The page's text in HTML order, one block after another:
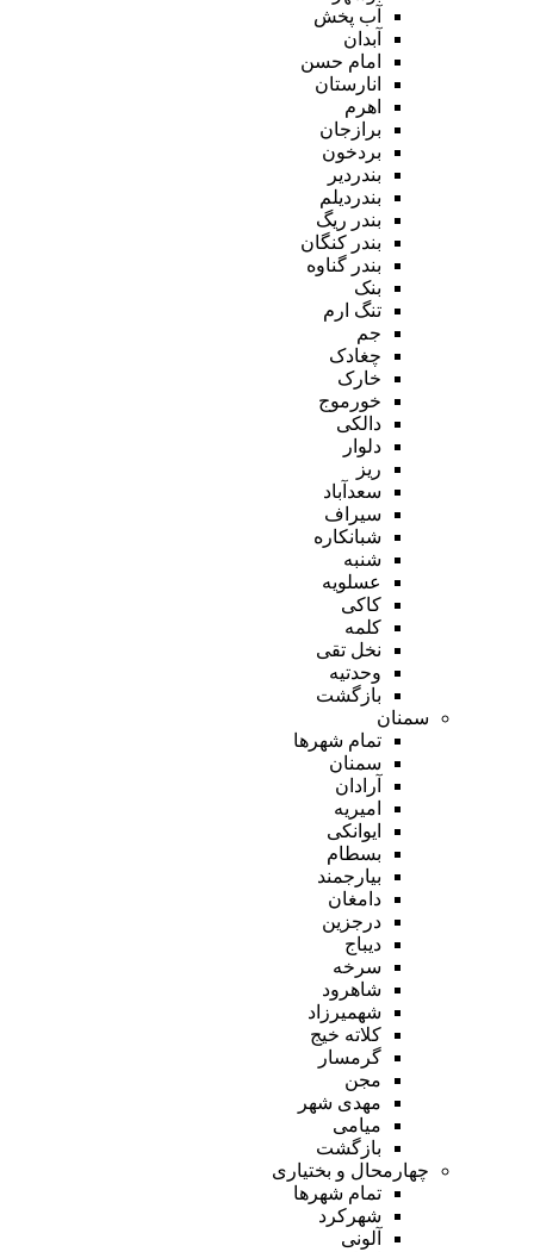
آب پخش
آبدان
امام حسن
انارستان
اهرم
برازجان
بردخون
بندردیر
بندردیلم
بندر ریگ
بندر کنگان
بندر گناوه
بنک
تنگ ارم
جم
چغادک
خارک
خورموج
دالکی
دلوار
ریز
سعدآباد
سیراف
شبانکاره
شنبه
عسلویه
کاکی
کلمه
نخل تقی
وحدتیه
بازگشت
سمنان
تمام شهر‌ها
سمنان
آرادان
امیریه
ایوانکی
بسطام
بیارجمند
دامغان
درجزین
دیباج
سرخه
شاهرود
شهمیرزاد
کلاته خیج
گرمسار
مجن
مهدی شهر
میامی
بازگشت
چهارمحال و بختیاری
تمام شهر‌ها
شهرکرد
آلونی